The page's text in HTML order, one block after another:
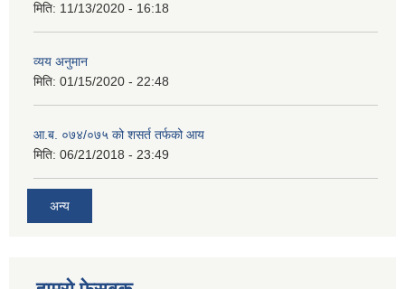
मिति: 11/13/2020 - 16:18
व्यय अनुमान
मिति: 01/15/2020 - 22:48
आ.ब. ०७४/०७५ को शसर्त तर्फको आय
मिति: 06/21/2018 - 23:49
अन्य